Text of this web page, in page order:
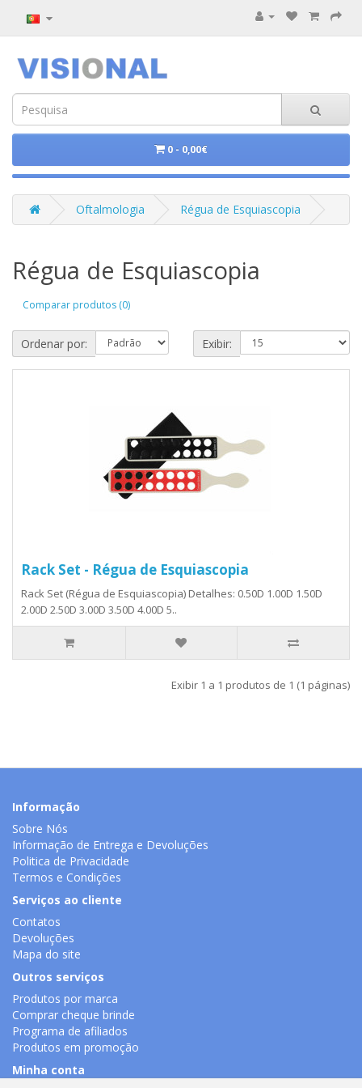
0 - 0,00€
Oftalmologia Régua de Esquiascopia
Régua de Esquiascopia
Comparar produtos (0)
Ordenar por: Exibir:
Rack Set - Régua de Esquiascopia
Rack Set (Régua de Esquiascopia) Detalhes: 0.50D 1.00D 1.50D
2.00D 2.50D 3.00D 3.50D 4.00D 5..
Exibir 1 a 1 produtos de 1 (1 páginas)
Informação
Sobre Nós
Informação de Entrega e Devoluções
Politica de Privacidade
Termos e Condições
Serviços ao cliente
Contatos
Devoluções
Mapa do site
Outros serviços
Produtos por marca
Comprar cheque brinde
Programa de afiliados
Produtos em promoção
Minha conta